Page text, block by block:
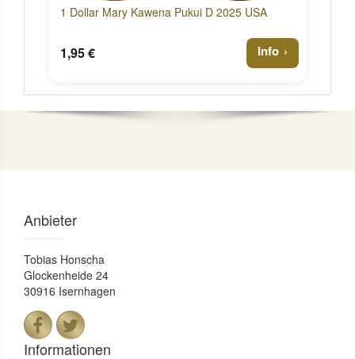
1 Dollar Mary Kawena Pukui D 2025 USA
1,95 € Info
Anbieter
Tobias Honscha
Glockenheide 24
30916 Isernhagen
Informationen